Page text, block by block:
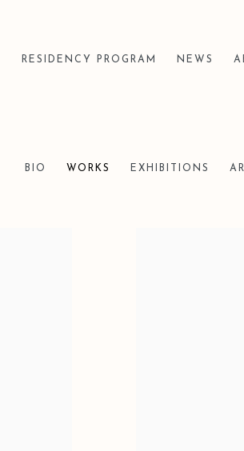
RESIDENCY PROGRAM NEWS
BIO WORKS EXHIBITIONS